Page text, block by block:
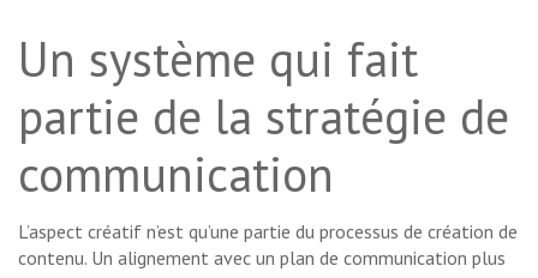
Un système qui fait
partie de la stratégie de
communication
L’aspect créatif n’est qu’une partie du processus de création de
contenu. Un alignement avec un plan de communication plus